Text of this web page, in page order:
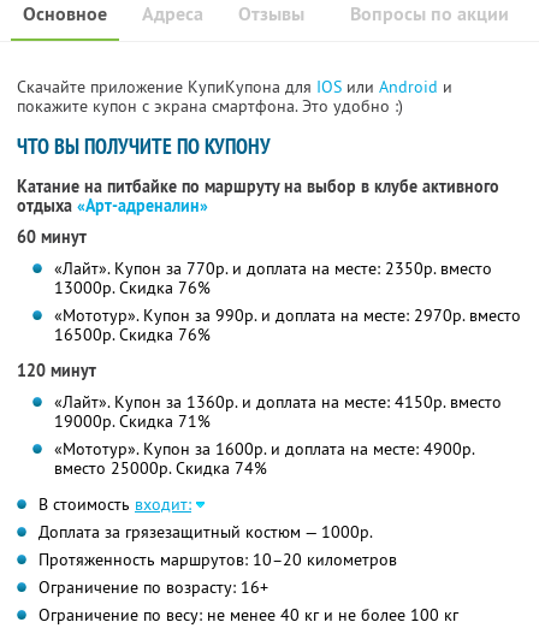
Основное Отзывы Вопросы по акции
Адреса
Скачайте приложение КупиКупона для IOS или Android и
покажите купон с экрана смартфона. Это удобно :)
ЧТО ВЫ ПОЛУЧИТЕ ПО КУПОНУ
Катание на питбайке по маршруту на выбор в клубе активного
отдыха «Арт-адреналин»
60 минут
«Лайт». Купон за 770р. и доплата на месте: 2350р. вместо
13000р. Скидка 76%
«Мототур». Купон за 990р. и доплата на месте: 2970р. вместо
16500р. Скидка 76%
120 минут
«Лайт». Купон за 1360р. и доплата на месте: 4150р. вместо
19000р. Скидка 71%
«Мототур». Купон за 1600р. и доплата на месте: 4900р.
вместо 25000р. Скидка 74%
В стоимость входит:
Доплата за грязезащитный костюм — 1000р.
Протяженность маршрутов: 10–20 километров
Ограничение по возрасту: 16+
Ограничение по весу: не менее 40 кг и не более 100 кг